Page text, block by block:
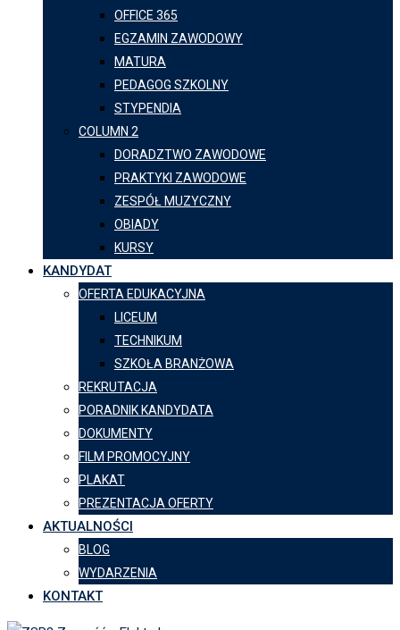
OFFICE 365
EGZAMIN ZAWODOWY
MATURA
PEDAGOG SZKOLNY
STYPENDIA
COLUMN 2
DORADZTWO ZAWODOWE
PRAKTYKI ZAWODOWE
ZESPÓŁ MUZYCZNY
OBIADY
KURSY
KANDYDAT
OFERTA EDUKACYJNA
LICEUM
TECHNIKUM
SZKOŁA BRANŻOWA
REKRUTACJA
PORADNIK KANDYDATA
DOKUMENTY
FILM PROMOCYJNY
PLAKAT
PREZENTACJA OFERTY
AKTUALNOŚCI
BLOG
WYDARZENIA
KONTAKT